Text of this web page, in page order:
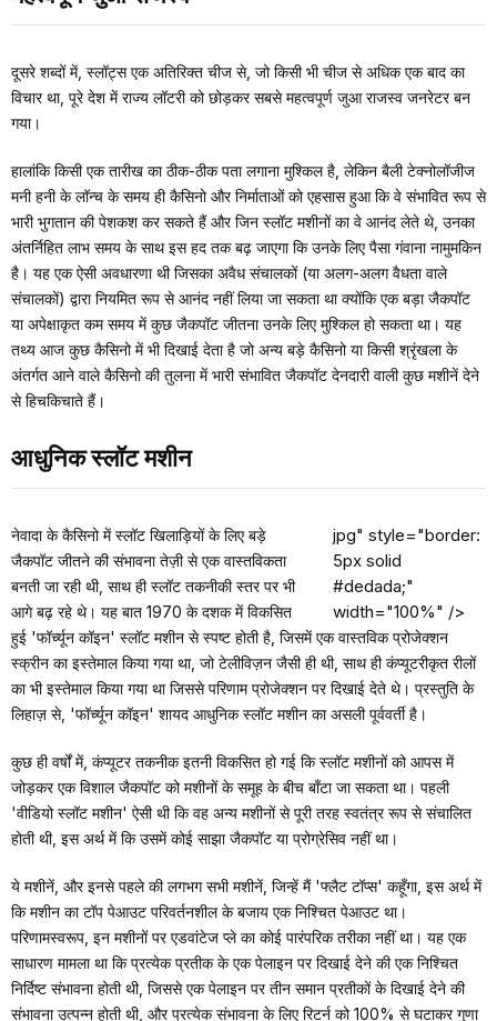
दूसरे शब्दों में, स्लॉट्स एक अतिरिक्त चीज से, जो किसी भी चीज से अधिक एक बाद का
विचार था, पूरे देश में राज्य लॉटरी को छोड़कर सबसे महत्वपूर्ण जुआ राजस्व जनरेटर बन
गया।
हालांकि किसी एक तारीख का ठीक-ठीक पता लगाना मुश्किल है, लेकिन बैली टेक्नोलॉजीज
मनी हनी के लॉन्च के समय ही कैसिनो और निर्माताओं को एहसास हुआ कि वे संभावित रूप से
भारी भुगतान की पेशकश कर सकते हैं और जिन स्लॉट मशीनों का वे आनंद लेते थे, उनका
अंतर्निहित लाभ समय के साथ इस हद तक बढ़ जाएगा कि उनके लिए पैसा गंवाना नामुमकिन
है। यह एक ऐसी अवधारणा थी जिसका अवैध संचालकों (या अलग-अलग वैधता वाले
संचालकों) द्वारा नियमित रूप से आनंद नहीं लिया जा सकता था क्योंकि एक बड़ा जैकपॉट
या अपेक्षाकृत कम समय में कुछ जैकपॉट जीतना उनके लिए मुश्किल हो सकता था। यह
तथ्य आज कुछ कैसिनो में भी दिखाई देता है जो अन्य बड़े कैसिनो या किसी श्रृंखला के
अंतर्गत आने वाले कैसिनो की तुलना में भारी संभावित जैकपॉट देनदारी वाली कुछ मशीनें देने
से हिचकिचाते हैं।
आधुनिक स्लॉट मशीन
jpg" style="border:
5px solid
#dedada;"
width="100%" />
नेवादा के कैसिनो में स्लॉट खिलाड़ियों के लिए बड़े
जैकपॉट जीतने की संभावना तेज़ी से एक वास्तविकता
बनती जा रही थी, साथ ही स्लॉट तकनीकी स्तर पर भी
आगे बढ़ रहे थे। यह बात 1970 के दशक में विकसित
हुई 'फॉर्च्यून कॉइन' स्लॉट मशीन से स्पष्ट होती है, जिसमें एक वास्तविक प्रोजेक्शन
स्क्रीन का इस्तेमाल किया गया था, जो टेलीविज़न जैसी ही थी, साथ ही कंप्यूटरीकृत रीलों
का भी इस्तेमाल किया गया था जिससे परिणाम प्रोजेक्शन पर दिखाई देते थे। प्रस्तुति के
लिहाज़ से, 'फॉर्च्यून कॉइन' शायद आधुनिक स्लॉट मशीन का असली पूर्ववर्ती है।
कुछ ही वर्षों में, कंप्यूटर तकनीक इतनी विकसित हो गई कि स्लॉट मशीनों को आपस में
जोड़कर एक विशाल जैकपॉट को मशीनों के समूह के बीच बाँटा जा सकता था। पहली
'वीडियो स्लॉट मशीन' ऐसी थी कि वह अन्य मशीनों से पूरी तरह स्वतंत्र रूप से संचालित
होती थी, इस अर्थ में कि उसमें कोई साझा जैकपॉट या प्रोग्रेसिव नहीं था।
ये मशीनें, और इनसे पहले की लगभग सभी मशीनें, जिन्हें मैं 'फ्लैट टॉप्स' कहूँगा, इस अर्थ में
कि मशीन का टॉप पेआउट परिवर्तनशील के बजाय एक निश्चित पेआउट था।
परिणामस्वरूप, इन मशीनों पर एडवांटेज प्ले का कोई पारंपरिक तरीका नहीं था। यह एक
साधारण मामला था कि प्रत्येक प्रतीक के एक पेलाइन पर दिखाई देने की एक निश्चित
निर्दिष्ट संभावना होती थी, जिससे एक पेलाइन पर तीन समान प्रतीकों के दिखाई देने की
संभावना उत्पन्न होती थी, और प्रत्येक संभावना के लिए रिटर्न को 100% से घटाकर गुणा